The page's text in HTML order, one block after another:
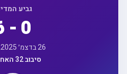
גביע המדינה
6 - 0
26 בדצמ׳ 2025, 12:00
סיבוב 32 האחרונות